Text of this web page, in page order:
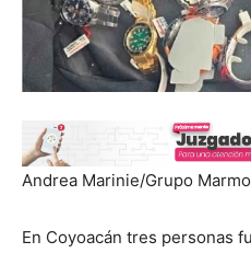
Andrea Marinie/Grupo
En Coyoacán tres personas